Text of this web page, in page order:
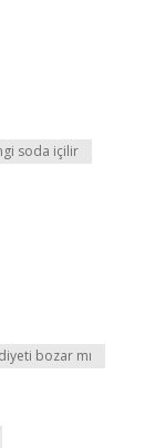
soda içilir
bozar mı